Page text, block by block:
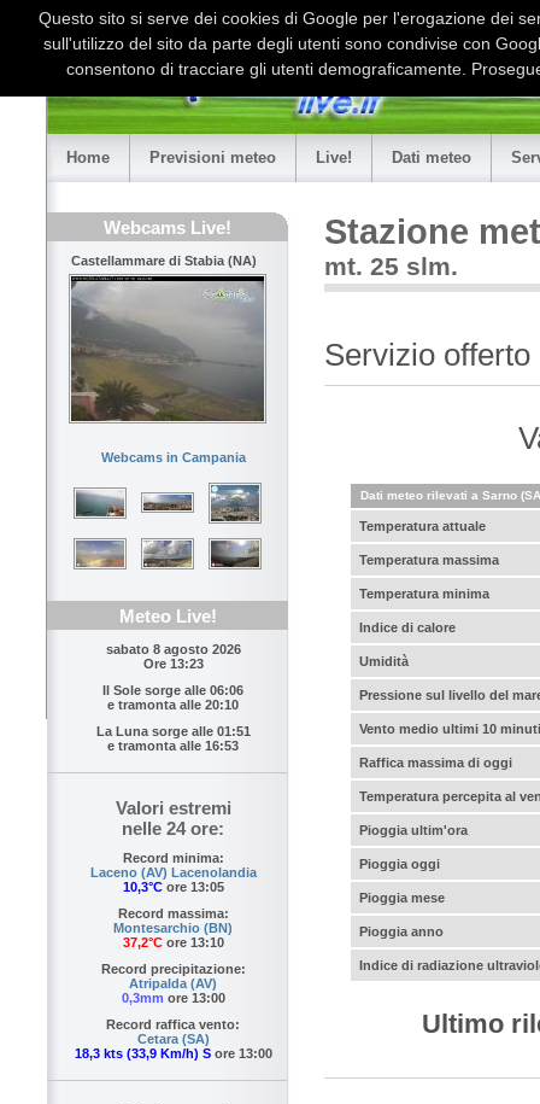
Home Previsioni meteo Live! Dati meteo
Webcams Live!
Castellammare di Stabia (NA)
Webcams in Campania
Meteo Live!
sabato 8 agosto 2026
Ore 13:23
Il Sole sorge alle 06:06
e tramonta alle 20:10
La Luna sorge alle 01:51
e tramonta alle 16:53
Valori estremi
nelle 24 ore:
Record minima:
Laceno (AV) Lacenolandia
10,3°Core 13:05
Record massima:
Montesarchio (BN)
37,2°Core 13:10
Record precipitazione:
Atripalda (AV)
0,3mm ore 13:00
Record raffica vento:
Cetara (SA)
18,3 kts (33,9 Km/h) Sore 13:00
Stazione
mt. 25 slm.
Servizio
Dati meteo rilevati a Sarno
Temperatura attuale
Temperatura massima
Temperatura minima
Indice di calore
Umidità
Pressione sul livello del
Vento medio ultimi 10 minuti
Raffica massima di oggi
Temperatura percepita al
Pioggia ultim'ora
Pioggia oggi
Pioggia mese
Pioggia anno
Indice di radiazione
Ultimo
Questo sito si serve dei cookies di Google per l'erogazione dei
sull'utilizzo del sito da parte degli utenti sono condivise con
consentono di tracciare gli utenti demograficamente.